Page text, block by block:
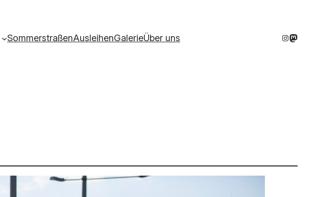
SommerstraßenAusleihenGalerieÜber uns Instagram